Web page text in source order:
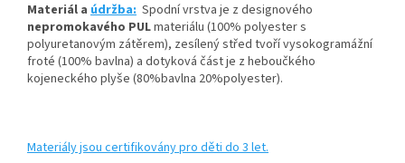
Materiál a údržba: Spodní vrstva je z designového
nepromokavého PULmateriálu (100% polyester s
polyuretanovým zátěrem), zesílený střed tvoří vysokogramážní
froté (100% bavlna) a dotyková část je z heboučkého
kojeneckého plyše (80%bavlna 20%polyester).
Materiály jsou certifikovány pro děti do 3 let.